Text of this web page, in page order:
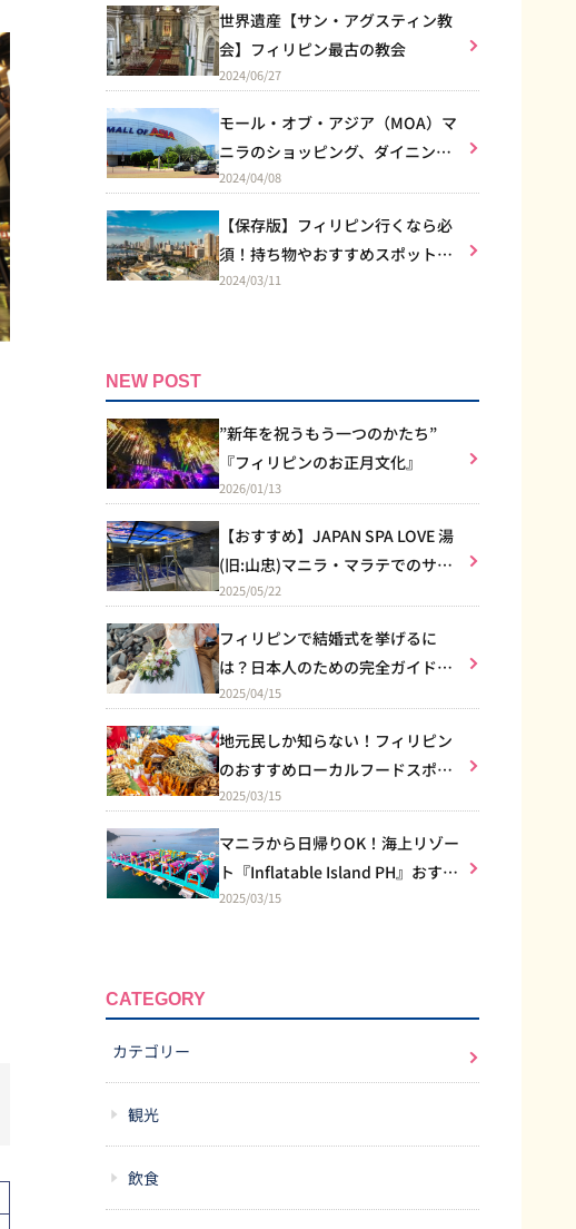
世界遺産【サン・アグスティン教
会】フィリピン最古の教会
2024/06/27
モール・オブ・アジア（MOA）マ
ニラのショッピング、ダイニン
グ、エンターテイメントなど総合
2024/04/08
【保存版】フィリピン行くなら必
須！持ち物やおすすめスポット
は？
2024/03/11
NEW POST
”新年を祝うもう一つのかたち”
『フィリピンのお正月文化』
2026/01/13
【おすすめ】JAPAN SPA LOVE 湯
(旧:山忠)マニラ・マラテでのサウ
ナ体験
2025/05/22
フィリピンで結婚式を挙げるに
は？日本人のための完全ガイド｜
教会式のルールからリゾート婚ま
2025/04/15
地元民しか知らない！フィリピン
のおすすめローカルフードスポッ
トを紹介♪
2025/03/15
マニラから日帰りOK！海上リゾー
ト『Inflatable Island PH』おすす
め南国バカンス！
2025/03/15
CATEGORY
カテゴリー
観光
飲食